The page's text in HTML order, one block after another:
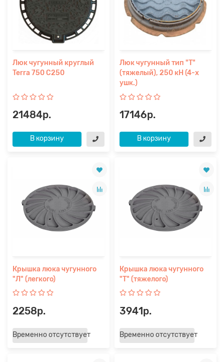
Люк чугунный круглый
Terra 750 С250
21484р.
В корзину
Люк чугунный тип "Т"
(тяжелый), 250 кН (4-х
ушк.)
17146р.
В корзину
Крышка люка чугунного
"Л" (легкого)
2258р.
Временно отсутствует
Крышка люка чугунного
"Т" (тяжелого)
3941р.
Временно отсутствует